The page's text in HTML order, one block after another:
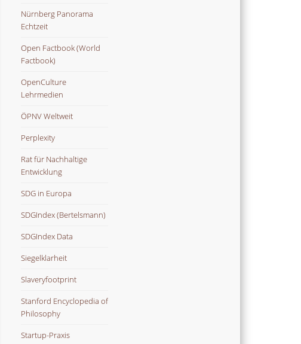
Nürnberg Panorama
Echtzeit
Open Factbook (World
Factbook)
OpenCulture
Lehrmedien
ÖPNV Weltweit
Perplexity
Rat für Nachhaltige
Entwicklung
SDG in Europa
SDGIndex (Bertelsmann)
SDGIndex Data
Siegelklarheit
Slaveryfootprint
Stanford Encyclopedia of
Philosophy
Startup-Praxis